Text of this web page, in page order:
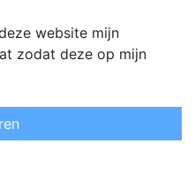
website mijn
zodat deze op mijn